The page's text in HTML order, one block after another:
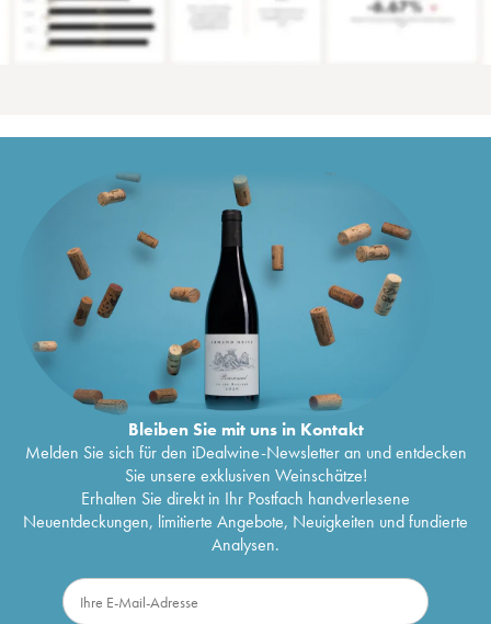
Bleiben Sie mit uns in Kontakt
Melden Sie sich für den iDealwine-Newsletter an und entdecken
Sie unsere exklusiven Weinschätze!
Erhalten Sie direkt in Ihr Postfach handverlesene
Neuentdeckungen, limitierte Angebote, Neuigkeiten und fundierte
Analysen.